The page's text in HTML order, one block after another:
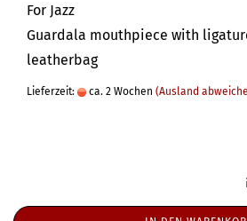
For Jazz
Guardala mouthpiece with
leatherbag
Lieferzeit: ca. 2 Wochen (Ausland